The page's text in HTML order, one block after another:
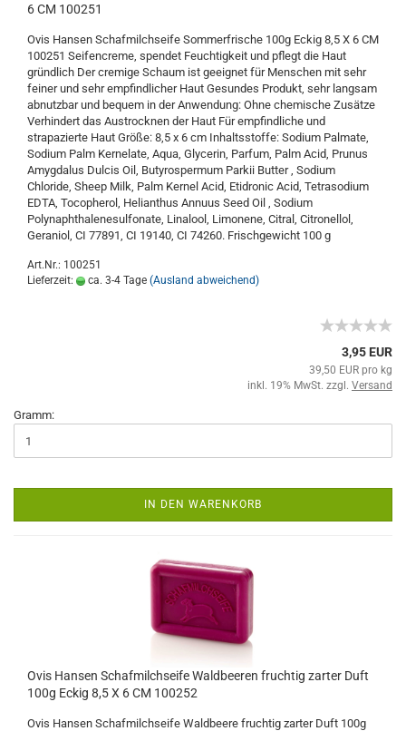
6 CM 100251
Ovis Hansen Schafmilchseife Sommerfrische 100g Eckig 8,5 X 6 CM
100251 Seifencreme, spendet Feuchtigkeit und pflegt die Haut
gründlich Der cremige Schaum ist geeignet für Menschen mit sehr
feiner und sehr empfindlicher Haut Gesundes Produkt, sehr langsam
abnutzbar und bequem in der Anwendung: Ohne chemische Zusätze
Verhindert das Austrocknen der Haut Für empfindliche und
strapazierte Haut Größe: 8,5 x 6 cm Inhaltsstoffe: Sodium Palmate,
Sodium Palm Kernelate, Aqua, Glycerin, Parfum, Palm Acid, Prunus
Amygdalus Dulcis Oil, Butyrospermum Parkii Butter , Sodium
Chloride, Sheep Milk, Palm Kernel Acid, Etidronic Acid, Tetrasodium
EDTA, Tocopherol, Helianthus Annuus Seed Oil , Sodium
Polynaphthalenesulfonate, Linalool, Limonene, Citral, Citronellol,
Geraniol, CI 77891, CI 19140, CI 74260. Frischgewicht 100 g
Art.Nr.: 100251
Lieferzeit:
ca. 3-4 Tage (Ausland abweichend)
3,95 EUR
39,50 EUR pro kg
inkl. 19% MwSt. zzgl. Versand
Gramm:
IN DEN WARENKORB
Ovis Hansen Schafmilchseife Waldbeeren fruchtig zarter Duft
100g Eckig 8,5 X 6 CM 100252
Ovis Hansen Schafmilchseife Waldbeere fruchtig zarter Duft 100g